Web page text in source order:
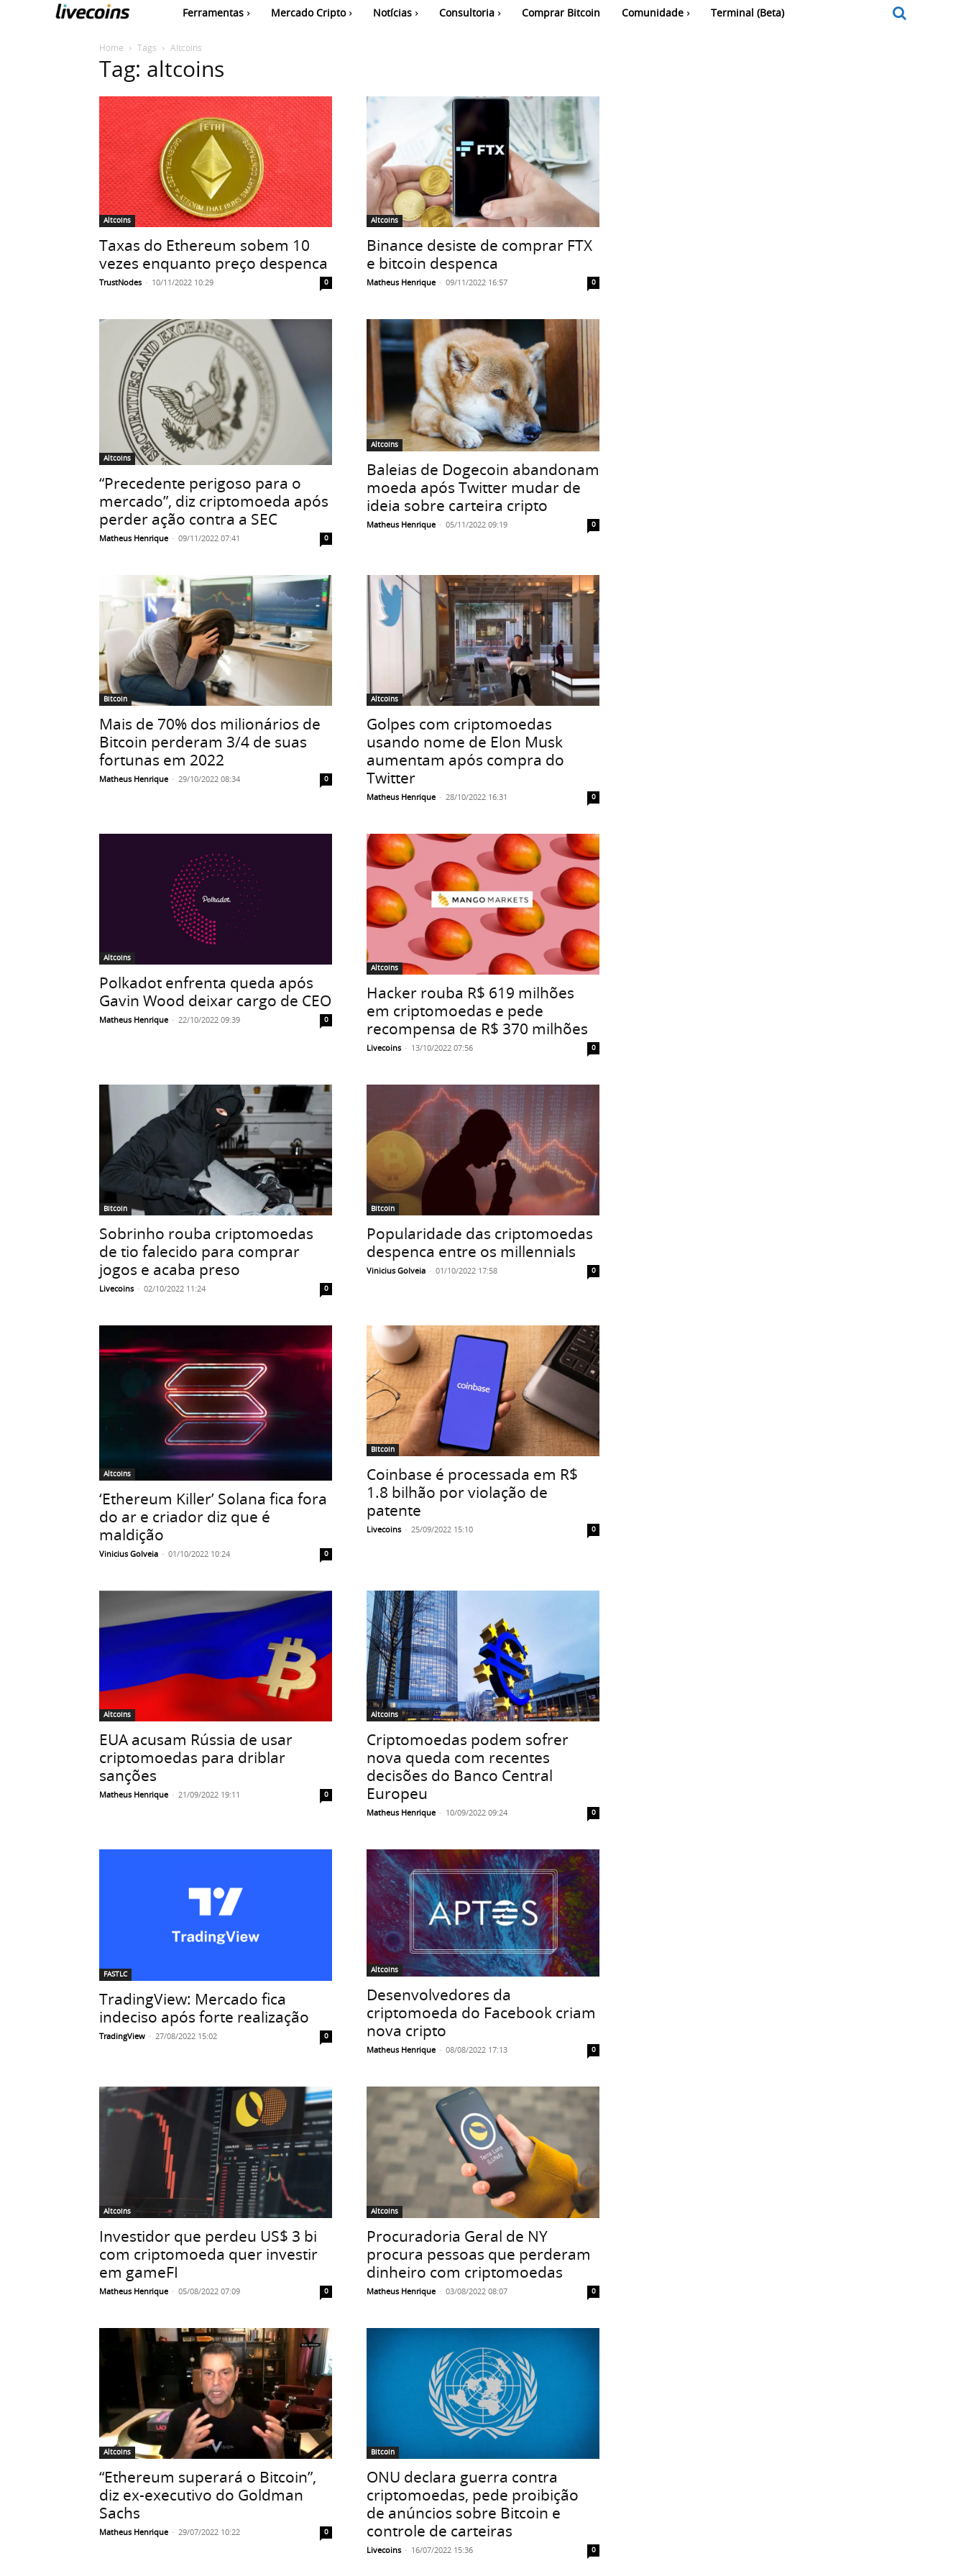
Ferramentas Mercado Cripto Notícias Consultoria Comprar Bitcoin Comunidade Terminal (Beta)
Home Tags Altcoins
Tag: altcoins
Altcoins
Taxas do Ethereum sobem 10
vezes enquanto preço despenca
TrustNodes - 10/11/2022 10:29 0
Altcoins
Binance desiste de comprar FTX
e bitcoin despenca
Matheus Henrique - 09/11/2022 16:57 0
Altcoins
“Precedente perigoso para o
mercado”, diz criptomoeda após
perder ação contra a SEC
Matheus Henrique - 09/11/2022 07:41 0
Altcoins
Baleias de Dogecoin abandonam
moeda após Twitter mudar de
ideia sobre carteira cripto
Matheus Henrique - 05/11/2022 09:19 0
Bitcoin
Mais de 70% dos milionários de
Bitcoin perderam 3/4 de suas
fortunas em 2022
Matheus Henrique - 29/10/2022 08:34 0
Altcoins
Golpes com criptomoedas
usando nome de Elon Musk
aumentam após compra do
Twitter
Matheus Henrique - 28/10/2022 16:31 0
Altcoins
Polkadot enfrenta queda após
Gavin Wood deixar cargo de CEO
Matheus Henrique - 22/10/2022 09:39 0
Altcoins
Hacker rouba R$ 619 milhões
em criptomoedas e pede
recompensa de R$ 370 milhões
Livecoins - 13/10/2022 07:56 0
Bitcoin
Sobrinho rouba criptomoedas
de tio falecido para comprar
jogos e acaba preso
Livecoins - 02/10/2022 11:24 0
Bitcoin
Popularidade das criptomoedas
despenca entre os millennials
Vinicius Golveia - 01/10/2022 17:58 0
Altcoins
‘Ethereum Killer’ Solana fica fora
do ar e criador diz que é
maldição
Vinicius Golveia - 01/10/2022 10:24 0
Bitcoin
Coinbase é processada em R$
1.8 bilhão por violação de
patente
Livecoins - 25/09/2022 15:10 0
Altcoins
EUA acusam Rússia de usar
criptomoedas para driblar
sanções
Matheus Henrique - 21/09/2022 19:11 0
Altcoins
Criptomoedas podem sofrer
nova queda com recentes
decisões do Banco Central
Europeu
Matheus Henrique - 10/09/2022 09:24 0
FASTLC
TradingView: Mercado fica
indeciso após forte realização
TradingView - 27/08/2022 15:02 0
Altcoins
Desenvolvedores da
criptomoeda do Facebook criam
nova cripto
Matheus Henrique - 08/08/2022 17:13 0
Altcoins
Investidor que perdeu US$ 3 bi
com criptomoeda quer investir
em gameFI
Matheus Henrique - 05/08/2022 07:09 0
Altcoins
Procuradoria Geral de NY
procura pessoas que perderam
dinheiro com criptomoedas
Matheus Henrique - 03/08/2022 08:07 0
Altcoins
“Ethereum superará o Bitcoin”,
diz ex-executivo do Goldman
Sachs
Matheus Henrique - 29/07/2022 10:22 0
Bitcoin
ONU declara guerra contra
criptomoedas, pede proibição
de anúncios sobre Bitcoin e
controle de carteiras
Livecoins - 16/07/2022 15:36 0